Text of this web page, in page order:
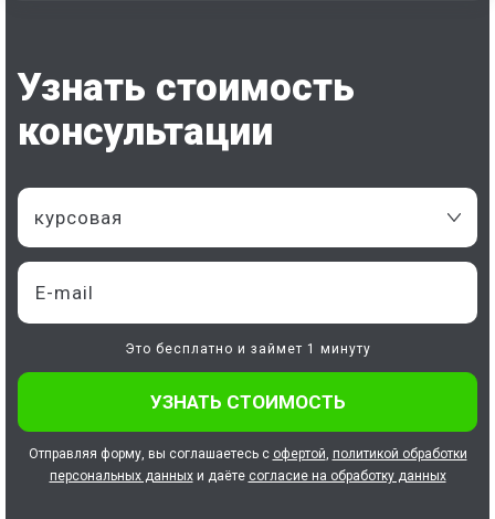
Узнать стоимость
консультации
курсовая
Это бесплатно и займет 1 минуту
Отправляя форму, вы соглашаетесь с офертой, политикой обработки
персональных данныхи даёте согласие на обработку данных